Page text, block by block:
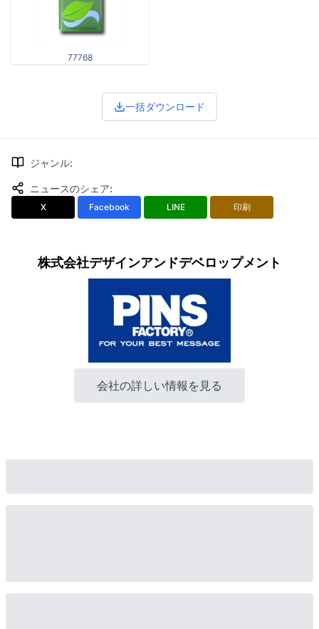
77768
一括ダウンロード
ジャンル:
ニュースのシェア:
X Facebook LINE 印刷
株式会社デザインアンドデベロップメント
会社の詳しい情報を見る